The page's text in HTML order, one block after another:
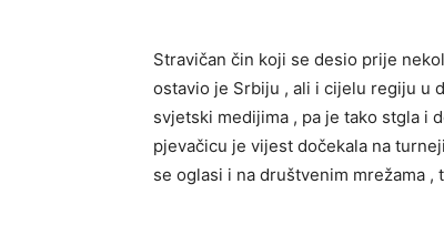
Stravičan čin koji se desio prije
ostavio je Srbiju , ali i cijelu regiju u
svjetski medijima , pa je tako stgla i
pjevačicu je vijest dočekala na
se oglasi i na društvenim mrežama